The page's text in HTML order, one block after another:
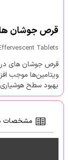
قرص جوشان های
Tablets
قرص جوشان های
ویتامین‌ها موجب
بهبود سطح
مشخصات